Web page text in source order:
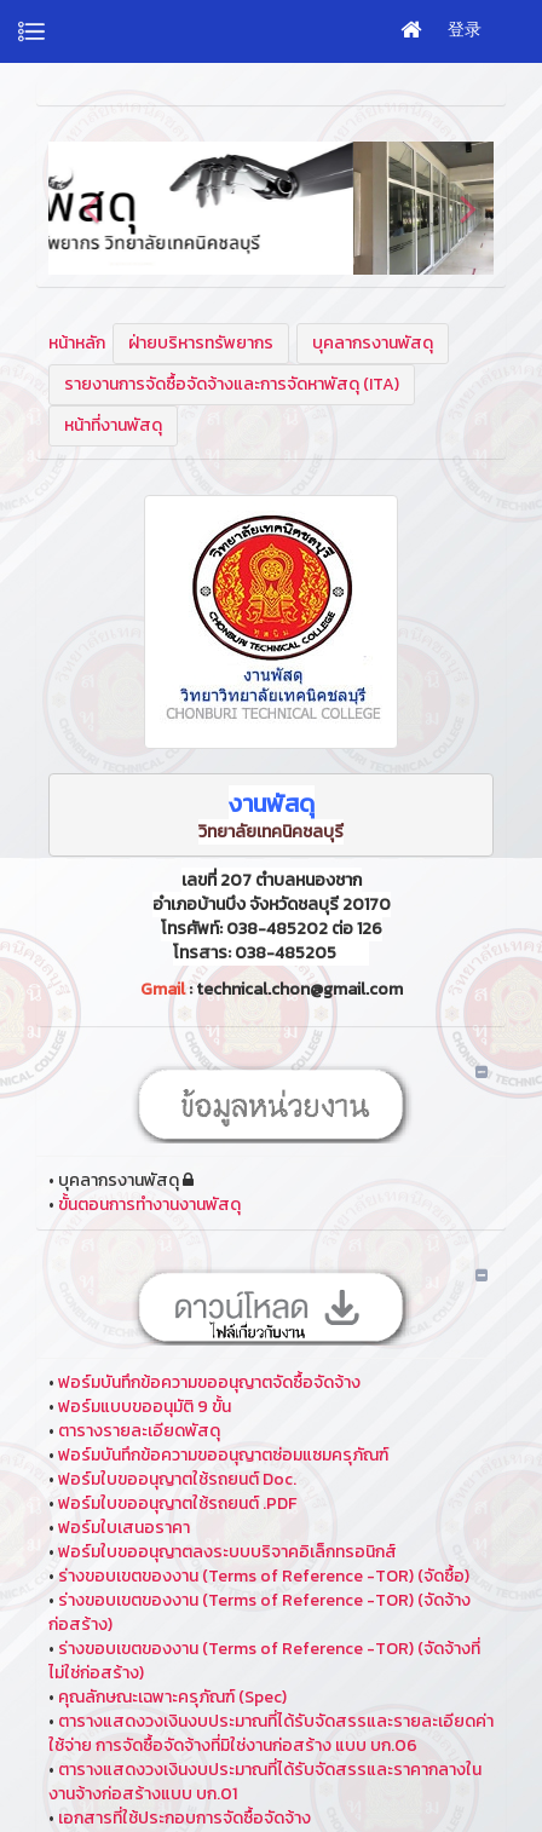
登录
หน้าหลัก ฝ่ายบริหารทรัพยากร
บุคลากรงานพัสดุ
รายงานการจัดซื้อจัดจ้างและการจัดหาพัสดุ (ITA)
หน้าที่งานพัสดุ
งานพัสดุ
วิทยาลัยเทคนิคชลบุรี
เลขที่ 207 ตำบลหนองชาก
อำเภอบ้านบึง จังหวัดชลบุรี 20170
โทรศัพท์: 038-485202 ต่อ 126
โทรสาร: 038-485205
Gmail: technical.chon@gmail.com
• บุคลากรงานพัสดุ
• ขั้นตอนการทำงานงานพัสดุ
•ฟอร์มบันทึกข้อความขออนุญาตจัดซื้อจัดจ้าง
•ฟอร์มแบบขออนุมัติ 9 ขั้น
• ตารางรายละเอียดพัสดุ
•ฟอร์มบันทึกข้อความขออนุญาตซ่อมแซมครุภัณฑ์
•ฟอร์มใบขออนุญาตใช้รถยนต์ Doc.
•ฟอร์มใบขออนุญาตใช้รถยนต์ .PDF
•ฟอร์มใบเสนอราคา
•ฟอร์มใบขออนุญาตลงระบบบริจาคอิเล็กทรอนิกส์
• ร่างขอบเขตของงาน (Terms of Reference -TOR) (จัดซื้อ)
• ร่างขอบเขตของงาน (Terms of Reference -TOR) (จัดจ้าง
ก่อสร้าง)
• ร่างขอบเขตของงาน (Terms of Reference -TOR) (จัดจ้างที่
ไม่ใช่ก่อสร้าง)
• คุณลักษณะเฉพาะครุภัณฑ์ (Spec)
• ตารางแสดงวงเงินงบประมาณที่ได้รับจัดสรรและรายละเอียดค่า
ใช้จ่าย การจัดซื้อจัดจ้างที่มิใช่งานก่อสร้าง แบบ บก.06
• ตารางแสดงวงเงินงบประมาณที่ได้รับจัดสรรและราคากลางใน
งานจ้างก่อสร้างแบบ บก.01
• เอกสารที่ใช้ประกอบการจัดซื้อจัดจ้าง